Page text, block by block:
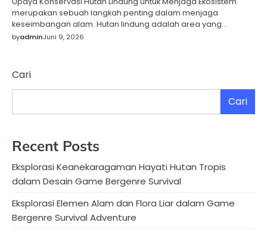
merupakan sebuah langkah penting dalam menjaga
keseimbangan alam. Hutan lindung adalah area yang…
byadminJuni 9, 2026
Cari
Cari
Recent Posts
Eksplorasi Keanekaragaman Hayati Hutan Tropis
dalam Desain Game Bergenre Survival
Eksplorasi Elemen Alam dan Flora Liar dalam Game
Bergenre Survival Adventure